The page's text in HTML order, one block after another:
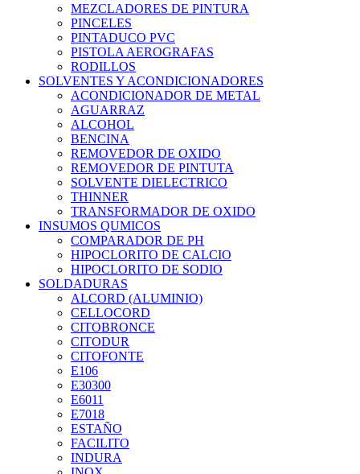
MEZCLADORES DE PINTURA
PINCELES
PINTADUCO PVC
PISTOLA AEROGRAFAS
RODILLOS
SOLVENTES Y ACONDICIONADORES
ACONDICIONADOR DE METAL
AGUARRAZ
ALCOHOL
BENCINA
REMOVEDOR DE OXIDO
REMOVEDOR DE PINTUTA
SOLVENTE DIELECTRICO
THINNER
TRANSFORMADOR DE OXIDO
INSUMOS QUMICOS
COMPARADOR DE PH
HIPOCLORITO DE CALCIO
HIPOCLORITO DE SODIO
SOLDADURAS
ALCORD (ALUMINIO)
CELLOCORD
CITOBRONCE
CITODUR
CITOFONTE
E106
E30300
E6011
E7018
ESTAÑO
FACILITO
INDURA